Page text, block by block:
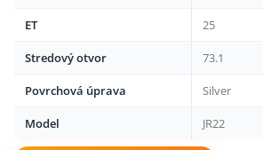
ET 25
Stredový otvor 73.1
Povrchová úprava Silver
Model JR22